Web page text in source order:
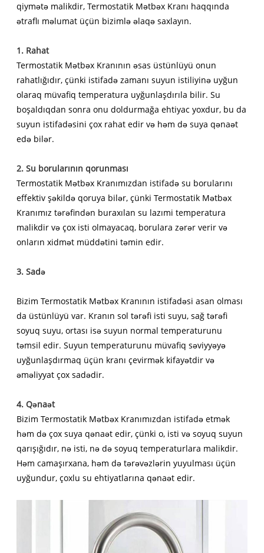
qiymətə malikdir, Termostatik Mətbəx Kranı haqqında
ətraflı məlumat üçün bizimlə əlaqə saxlayın.
1. Rahat
Termostatik Mətbəx Kranının əsas üstünlüyü onun
rahatlığıdır, çünki istifadə zamanı suyun istiliyinə uyğun
olaraq müvafiq temperatura uyğunlaşdırıla bilir. Su
boşaldıqdan sonra onu doldurmağa ehtiyac yoxdur, bu da
suyun istifadəsini çox rahat edir və həm də suya qənaət
edə bilər.
2. Su borularının qorunması
Termostatik Mətbəx Kranımızdan istifadə su borularını
effektiv şəkildə qoruya bilər, çünki Termostatik Mətbəx
Kranımız tərəfindən buraxılan su lazımi temperatura
malikdir və çox isti olmayacaq, borulara zərər verir və
onların xidmət müddətini təmin edir.
3. Sadə
Bizim Termostatik Mətbəx Kranının istifadəsi asan olması
da üstünlüyü var. Kranın sol tərəfi isti suyu, sağ tərəfi
soyuq suyu, ortası isə suyun normal temperaturunu
təmsil edir. Suyun temperaturunu müvafiq səviyyəyə
uyğunlaşdırmaq üçün kranı çevirmək kifayətdir və
əməliyyat çox sadədir.
4. Qənaət
Bizim Termostatik Mətbəx Kranımızdan istifadə etmək
həm də çox suya qənaət edir, çünki o, isti və soyuq suyun
qarışığıdır, nə isti, nə də soyuq temperaturlara malikdir.
Həm camaşırxana, həm də tərəvəzlərin yuyulması üçün
uyğundur, çoxlu su ehtiyatlarına qənaət edir.